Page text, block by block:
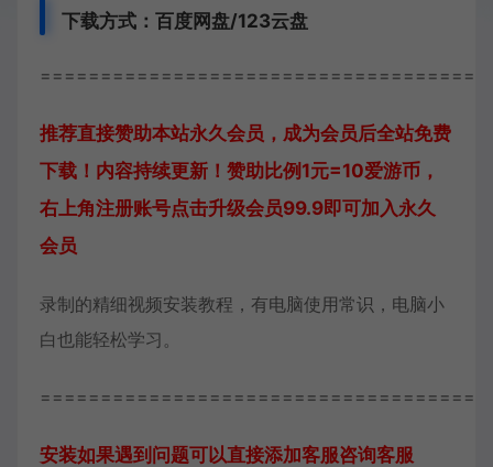
下载方式： 百度网盘/123云盘
推荐直接赞助本站永久会员，成为会员后全站免费
下载！内容持续更新！赞助比例1元=10爱游币，
右上角注册账号点击升级会员99.9即可加入永久
会员
录制的精细视频安装教程，有电脑使用常识，电脑小
白也能轻松学习。
安装如果遇到问题可以直接添加客服咨询客服